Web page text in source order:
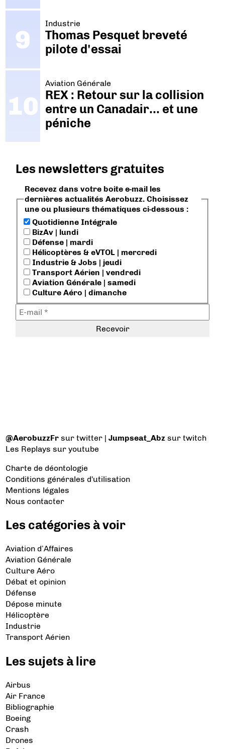
Industrie
Thomas Pesquet breveté
pilote d'essai
Aviation Générale
REX : Retour sur la collision
entre un Canadair… et une
péniche
Les newsletters gratuites
Recevez dans votre boite e-mail les
dernières actualités Aerobuzz. Choisissez
une ou plusieurs thématiques ci-dessous :
Quotidienne Intégrale
BizAv | lundi
Défense | mardi
Hélicoptères & eVTOL | mercredi
Industrie & Jobs | jeudi
Transport Aérien | vendredi
Aviation Générale | samedi
Culture Aéro | dimanche
@AerobuzzFr sur twitter |Jumpseat_Abz sur twitch
Les Replays sur youtube
Charte de déontologie
Conditions générales d'utilisation
Mentions légales
Nous contacter
Les catégories à voir
Aviation d’Affaires
Aviation Générale
Culture Aéro
Débat et opinion
Défense
Dépose minute
Hélicoptère
Industrie
Transport Aérien
Les sujets à lire
Airbus
Air France
Bibliographie
Boeing
Crash
Drones